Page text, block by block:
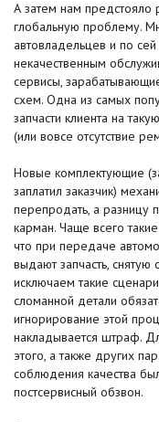
А затем нам предстояло
глобальную проблему.
автовладельцев и по сей
некачественным
сервисы,
схем. Одна из самых
запчасти клиента на
(или вовсе отсутствие
Новые комплектующие
заплатил заказчик)
перепродать, а разницу
карман. Чаще всего
что при передаче
выдают запчасть,
исключаем такие
сломанной детали
игнорирование этой
накладывается штраф.
этого, а также других
соблюдения качества
постсервисный обзвон.